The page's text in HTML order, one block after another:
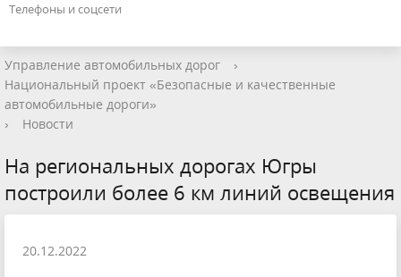
Телефоны и соцсети
Управление автомобильных дорог
›
Национальный проект «Безопасные и качественные
автомобильные дороги»
›
Новости
На региональных дорогах Югры
построили более 6 км линий освещения
20.12.2022